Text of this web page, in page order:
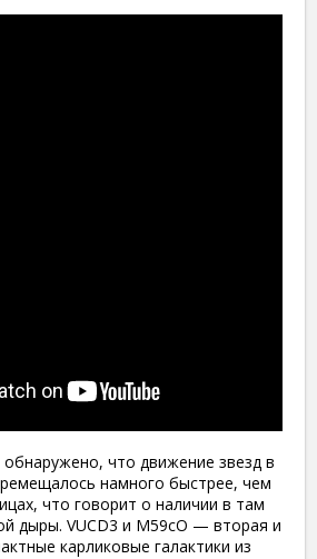
что движение звезд в
намного быстрее, чем
что говорит о наличии в там
дыры. VUCD3 и M59cO — вторая и
карликовые галактики из